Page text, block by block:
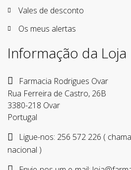
Vales de desconto
Os meus alertas
Informação da Loja
Farmacia Rodrigues Ovar
Rua Ferreira de Castro, 26B
3380-218 Ovar
Portugal
Ligue-nos: 256 572 226 (
nacional )